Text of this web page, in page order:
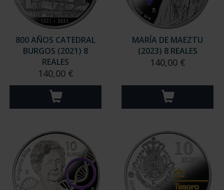
800 AÑOS CATEDRAL
BURGOS (2021) 8
REALES
140,00 €
MARÍA DE MAEZTU
140,00 €